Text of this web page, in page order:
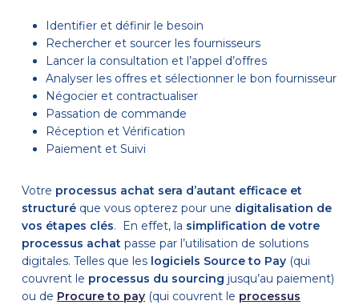
Identifier et définir le besoin
Rechercher et sourcer les fournisseurs
Lancer la consultation et l’appel d’offres
Analyser les offres et sélectionner le bon fournisseur
Négocier et contractualiser
Passation de commande
Réception et Vérification
Paiement et Suivi
Votre processus achat sera d’autant efficace et
structuréque vous opterez pour une digitalisation de
vos étapes clés. En effet, la simplification de votre
processus achat passe par l’utilisation de solutions
digitales. Telles que leslogiciels Source to Pay(qui
couvrent le processus du sourcing jusqu’au paiement)
ou de Procure to pay(qui couvrent le processus